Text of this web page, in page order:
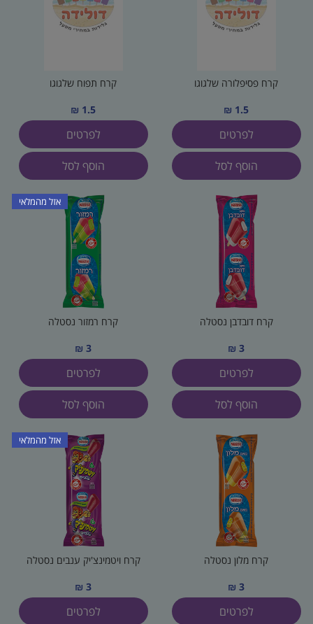
קרח פסיפלורה שלגוגו
1.5 ₪
לפרטים
הוסף לסל
קרח תפוח שלגוגו
1.5 ₪
לפרטים
הוסף לסל
קרח דובדבן נסטלה
3 ₪
לפרטים
הוסף לסל
אזל מהמלאי
קרח רמזור נסטלה
3 ₪
לפרטים
הוסף לסל
קרח מלון נסטלה
3 ₪
לפרטים
אזל מהמלאי
קרח ויטמינצ'יק ענבים נסטלה
3 ₪
לפרטים